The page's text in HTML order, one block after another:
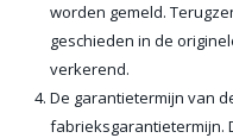
worden gemeld.
geschieden in de
verkerend.
De garantietermijn van
fabrieksgarantietermijn.